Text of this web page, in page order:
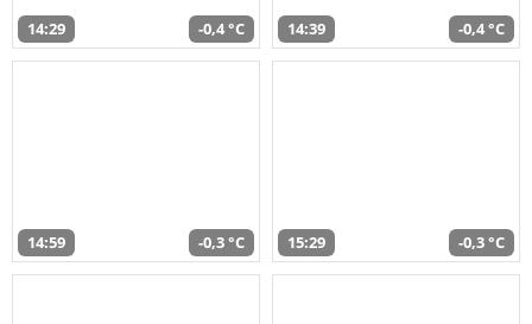
14:29 -0,4 °C 14:39 -0,4 °C
14:59 -0,3 °C 15:29 -0,3 °C